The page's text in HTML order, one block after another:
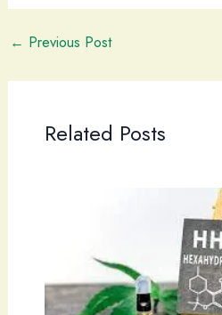
← Previous Post
Related Posts